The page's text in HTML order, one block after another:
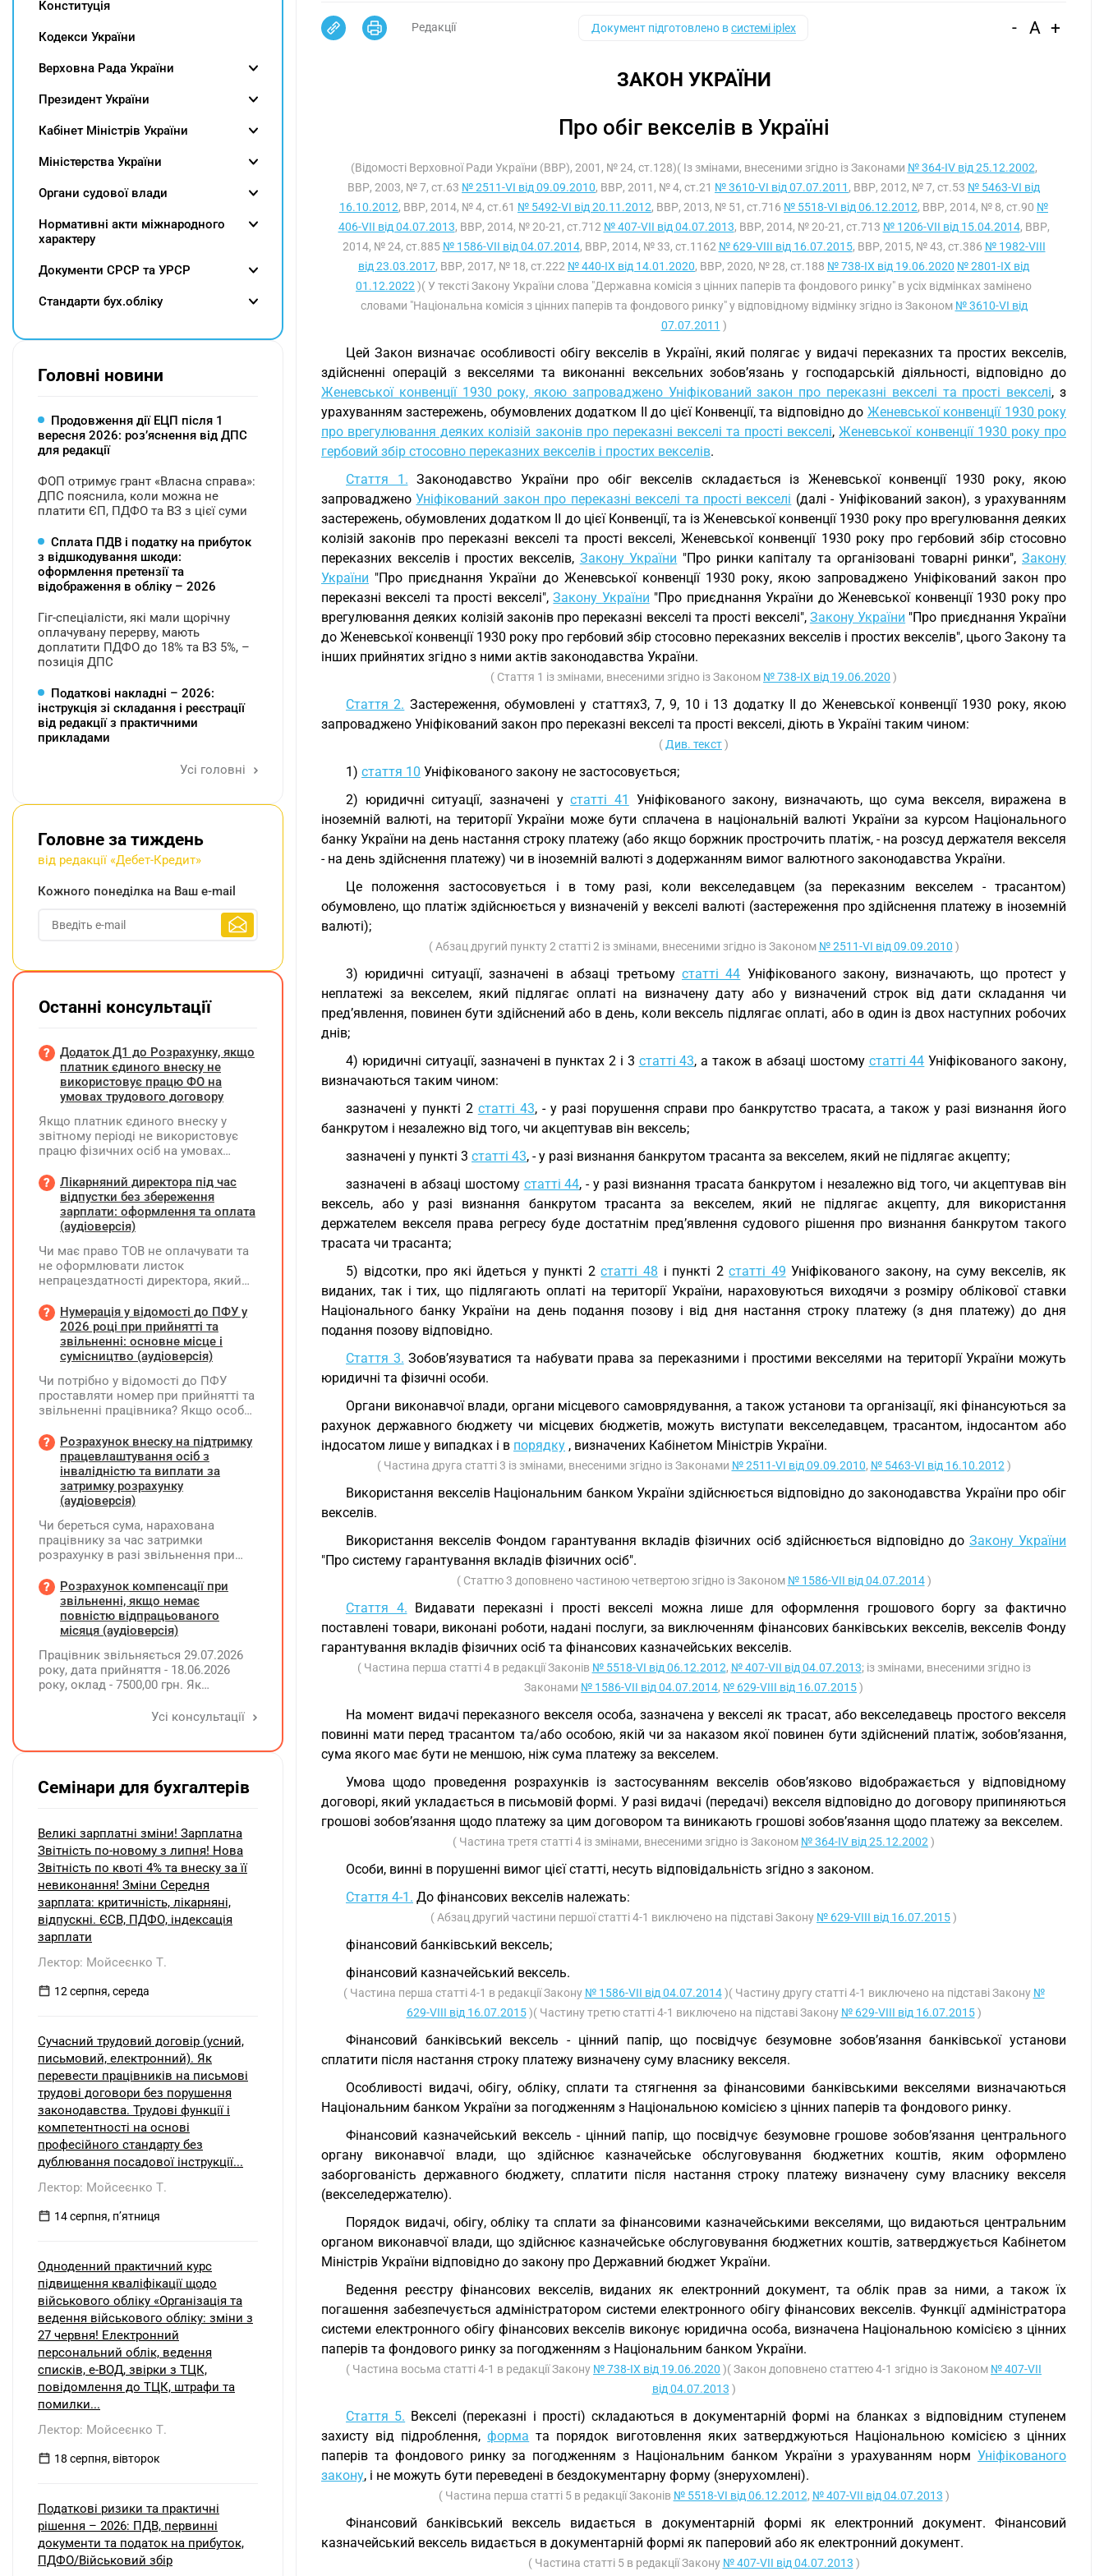
Редакції Документ підготовлено всистемі iplex - A +
ЗАКОН УКРАЇНИ
Про обіг векселів в Україні
(Відомості Верховної Ради України (ВВР), 2001, № 24, ст.128)( Із змінами, внесеними згідно із Законами № 364-IV від 25.12.2002,
ВВР, 2003, № 7, ст.63 № 2511-VI від 09.09.2010, ВВР, 2011, № 4, ст.21 № 3610-VI від 07.07.2011 , ВВР, 2012, № 7, ст.53 № 5463-VI від
16.10.2012, ВВР, 2014, № 4, ст.61 № 5492-VI від 20.11.2012, ВВР, 2013, № 51, ст.716 № 5518-VI від 06.12.2012, ВВР, 2014, № 8, ст.90 №
406-VII від 04.07.2013, ВВР, 2014, № 20-21, ст.712 № 407-VII від 04.07.2013, ВВР, 2014, № 20-21, ст.713 № 1206-VII від 15.04.2014, ВВР,
2014, № 24, ст.885 № 1586-VII від 04.07.2014, ВВР, 2014, № 33, ст.1162 № 629-VIII від 16.07.2015, ВВР, 2015, № 43, ст.386 № 1982-VIII
від 23.03.2017, ВВР, 2017, № 18, ст.222 № 440-IX від 14.01.2020, ВВР, 2020, № 28, ст.188 № 738-IX від 19.06.2020 № 2801-IX від
01.12.2022 )( У тексті Закону України слова "Державна комісія з цінних паперів та фондового ринку" в усіх відмінках замінено
словами "Національна комісія з цінних паперів та фондового ринку" у відповідному відмінку згідно із Законом № 3610-VI від
07.07.2011 )
Цей Закон визначає особливості обігу векселів в Україні, який полягає у видачі переказних та простих векселів,
здійсненні операцій з векселями та виконанні вексельних зобов’язань у господарській діяльності, відповідно до
Женевської конвенції 1930 року, якою запроваджено Уніфікований закон про переказні векселі та прості векселі, з
урахуванням застережень, обумовлених додатком II до цієї Конвенції, та відповідно до Женевської конвенції 1930 року
про врегулювання деяких колізій законів про переказні векселі та прості векселі,Женевської конвенції 1930 року про
гербовий збір стосовно переказних векселів і простих векселів.
Стаття 1. Законодавство України про обіг векселів складається із Женевської конвенції 1930 року, якою
запровадженоУніфікований закон про переказні векселі та прості векселі (далі - Уніфікований закон), з урахуванням
застережень, обумовлених додатком II до цієї Конвенції, та із Женевської конвенції 1930 року про врегулювання деяких
колізій законів про переказні векселі та прості векселі, Женевської конвенції 1930 року про гербовий збір стосовно
переказних векселів і простих векселів, Закону України "Про ринки капіталу та організовані товарні ринки",Закону
України "Про приєднання України до Женевської конвенції 1930 року, якою запроваджено Уніфікований закон про
переказні векселі та прості векселі",Закону України "Про приєднання України до Женевської конвенції 1930 року про
врегулювання деяких колізій законів про переказні векселі та прості векселі", Закону України "Про приєднання України
до Женевської конвенції 1930 року про гербовий збір стосовно переказних векселів і простих векселів", цього Закону та
інших прийнятих згідно з ними актів законодавства України.
( Стаття 1 із змінами, внесеними згідно із Законом № 738-IX від 19.06.2020 )
Стаття 2. Застереження, обумовлені у статтях3, 7, 9, 10 і 13 додатку II до Женевської конвенції 1930 року, якою
запроваджено Уніфікований закон про переказні векселі та прості векселі, діють в Україні таким чином:
( Див. текст)
1) стаття 10 Уніфікованого закону не застосовується;
2) юридичні ситуації, зазначені устатті 41
Уніфікованого закону, визначають, що сума векселя, виражена в
іноземній валюті, на території України може бути сплачена в національній валюті України за курсом Національного
банку України на день настання строку платежу (або якщо боржник прострочить платіж, - на розсуд держателя векселя
- на день здійснення платежу) чи в іноземній валюті з додержанням вимог валютного законодавства України.
Це положення застосовується і в тому разі, коли векселедавцем (за переказним векселем - трасантом)
обумовлено, що платіж здійснюється у визначеній у векселі валюті (застереження про здійснення платежу в іноземній
валюті);
( Абзац другий пункту 2 статті 2 із змінами, внесеними згідно із Законом № 2511-VI від 09.09.2010 )
3) юридичні ситуації, зазначені в абзаці третьому статті 44 Уніфікованого закону, визначають, що протест у
неплатежі за векселем, який підлягає оплаті на визначену дату або у визначений строк від дати складання чи
пред’явлення, повинен бути здійснений або в день, коли вексель підлягає оплаті, або в один із двох наступних робочих
днів;
4) юридичні ситуації, зазначені в пунктах 2 і 3 статті 43, а також в абзаці шостому статті 44 Уніфікованого закону,
визначаються таким чином:
зазначені у пункті 2 статті 43, - у разі порушення справи про банкрутство трасата, а також у разі визнання його
банкрутом і незалежно від того, чи акцептував він вексель;
зазначені у пункті 3 статті 43, - у разі визнання банкрутом трасанта за векселем, який не підлягає акцепту;
зазначені в абзаці шостому статті 44, - у разі визнання трасата банкрутом і незалежно від того, чи акцептував він
вексель, або у разі визнання банкрутом трасанта за векселем, який не підлягає акцепту, для використання
держателем векселя права регресу буде достатнім пред’явлення судового рішення про визнання банкрутом такого
трасата чи трасанта;
5) відсотки, про які йдеться у пункті 2статті 48 і пункті 2статті 49 Уніфікованого закону, на суму векселів, як
виданих, так і тих, що підлягають оплаті на території України, нараховуються виходячи з розміру облікової ставки
Національного банку України на день подання позову і від дня настання строку платежу (з дня платежу) до дня
подання позову відповідно.
Стаття 3. Зобов’язуватися та набувати права за переказними і простими векселями на території України можуть
юридичні та фізичні особи.
Органи виконавчої влади, органи місцевого самоврядування, а також установи та організації, які фінансуються за
рахунок державного бюджету чи місцевих бюджетів, можуть виступати векселедавцем, трасантом, індосантом або
індосатом лише у випадках і в порядку , визначених Кабінетом Міністрів України.
( Частина друга статті 3 із змінами, внесеними згідно із Законами № 2511-VI від 09.09.2010, № 5463-VI від 16.10.2012 )
Використання векселів Національним банком України здійснюється відповідно до законодавства України про обіг
векселів.
Використання векселів Фондом гарантування вкладів фізичних осіб здійснюється відповідно до Закону України
"Про систему гарантування вкладів фізичних осіб".
( Статтю 3 доповнено частиною четвертою згідно із Законом № 1586-VII від 04.07.2014)
Стаття 4. Видавати переказні і прості векселі можна лише для оформлення грошового боргу за фактично
поставлені товари, виконані роботи, надані послуги, за виключенням фінансових банківських векселів, векселів Фонду
гарантування вкладів фізичних осіб та фінансових казначейських векселів.
( Частина перша статті 4 в редакції Законів № 5518-VI від 06.12.2012, № 407-VII від 04.07.2013; із змінами, внесеними згідно із
Законами № 1586-VII від 04.07.2014, № 629-VIII від 16.07.2015)
На момент видачі переказного векселя особа, зазначена у векселі як трасат, або векселедавець простого векселя
повинні мати перед трасантом та/або особою, якій чи за наказом якої повинен бути здійснений платіж, зобов’язання,
сума якого має бути не меншою, ніж сума платежу за векселем.
Умова щодо проведення розрахунків із застосуванням векселів обов’язково відображається у відповідному
договорі, який укладається в письмовій формі. У разі видачі (передачі) векселя відповідно до договору припиняються
грошові зобов’язання щодо платежу за цим договором та виникають грошові зобов’язання щодо платежу за векселем.
( Частина третя статті 4 із змінами, внесеними згідно із Законом № 364-IV від 25.12.2002 )
Особи, винні в порушенні вимог цієї статті, несуть відповідальність згідно з законом.
Стаття 4-1. До фінансових векселів належать:
( Абзац другий частини першої статті 4-1 виключено на підставі Закону № 629-VIII від 16.07.2015)
фінансовий банківський вексель;
фінансовий казначейський вексель.
( Частина перша статті 4-1 в редакції Закону № 1586-VII від 04.07.2014)( Частину другу статті 4-1 виключено на підставі Закону №
629-VIII від 16.07.2015)( Частину третю статті 4-1 виключено на підставі Закону № 629-VIII від 16.07.2015)
Фінансовий банківський вексель - цінний папір, що посвідчує безумовне зобов’язання банківської установи
сплатити після настання строку платежу визначену суму власнику векселя.
Особливості видачі, обігу, обліку, сплати та стягнення за фінансовими банківськими векселями визначаються
Національним банком України за погодженням з Національною комісією з цінних паперів та фондового ринку.
Фінансовий казначейський вексель - цінний папір, що посвідчує безумовне грошове зобов’язання центрального
органу виконавчої влади, що здійснює казначейське обслуговування бюджетних коштів, яким оформлено
заборгованість державного бюджету, сплатити після настання строку платежу визначену суму власнику векселя
(векселедержателю).
Порядок видачі, обігу, обліку та сплати за фінансовими казначейськими векселями, що видаються центральним
органом виконавчої влади, що здійснює казначейське обслуговування бюджетних коштів, затверджується Кабінетом
Міністрів України відповідно до закону про Державний бюджет України.
Ведення реєстру фінансових векселів, виданих як електронний документ, та облік прав за ними, а також їх
погашення забезпечується адміністратором системи електронного обігу фінансових векселів. Функції адміністратора
системи електронного обігу фінансових векселів виконує юридична особа, визначена Національною комісією з цінних
паперів та фондового ринку за погодженням з Національним банком України.
( Частина восьма статті 4-1 в редакції Закону № 738-IX від 19.06.2020 )( Закон доповнено статтею 4-1 згідно із Законом № 407-VII
від 04.07.2013 )
Стаття 5. Векселі (переказні і прості) складаються в документарній формі на бланках з відповідним ступенем
захисту від підроблення,форма та порядок виготовлення яких затверджуються Національною комісією з цінних
паперів та фондового ринку за погодженням з Національним банком України з урахуванням норм Уніфікованого
закону, і не можуть бути переведені в бездокументарну форму (знерухомлені).
( Частина перша статті 5 в редакції Законів № 5518-VI від 06.12.2012, № 407-VII від 04.07.2013 )
Фінансовий банківський вексель видається в документарній формі як електронний документ. Фінансовий
казначейський вексель видається в документарній формі як паперовий або як електронний документ.
( Частина статті 5 в редакції Закону № 407-VII від 04.07.2013 )
Конституція
Кодекси України
Верховна Рада України
Президент України
Кабінет Міністрів України
Міністерства України
Органи судової влади
Нормативні акти міжнародного
характеру
Документи СРСР та УРСР
Cтандарти бух.обліку
Головні новини
Продовження дії ЕЦП після 1
вересня 2026: розʼяснення від ДПС
для редакції
ФОП отримує грант «Власна справа»:
ДПС пояснила, коли можна не
платити ЄП, ПДФО та ВЗ з цієї суми
Сплата ПДВ і податку на прибуток
з відшкодування шкоди:
оформлення претензії та
відображення в обліку – 2026
Гіг-спеціалісти, які мали щорічну
оплачувану перерву, мають
доплатити ПДФО до 18% та ВЗ 5%, –
позиція ДПС
Податкові накладні – 2026:
інструкція зі складання і реєстрації
від редакції з практичними
прикладами
Усі головні
Головне за тиждень
від редакції «Дебет-Кредит»
Кожного понеділка на Ваш e-mail
Останні консультації
Додаток Д1 до Розрахунку, якщо
платник єдиного внеску не
використовує працю ФО на
умовах трудового договору
Якщо платник єдиного внеску у
звітному періоді не використовує
працю фізичних осіб на умовах
на інших умовах, передбачених
законодавством, Додаток Д1/
Додаток ФІЗ-Д1 за відповідний
період не подається
Лікарняний директора під час
відпустки без збереження
зарплати: оформлення та оплата
(аудіоверсія)
Чи має право ТОВ не оплачувати та
не оформлювати листок
непрацездатності директора, який
збереження заробітної плати під час
призупинення діяльності
підприємства?
Нумерація у відомості до ПФУ у
2026 році при прийнятті та
звільненні: основне місце і
сумісництво (аудіоверсія)
Чи потрібно у відомості до ПФУ
проставляти номер при прийнятті та
звільненні працівника? Якщо особа
місцем роботи та за сумісництвом,
чи рахується це як два роботодавці?
Розрахунок внеску на підтримку
працевлаштування осіб з
інвалідністю та виплати за
затримку розрахунку
(аудіоверсія)
Чи береться сума, нарахована
працівнику за час затримки
розрахунку в разі звільнення при
заробітної плати (винагороди), для
розрахунку внеску на підтримку
працевлаштування осіб з
інвалідністю?
Розрахунок компенсації при
звільненні, якщо немає
повністю відпрацьованого
місяця (аудіоверсія)
Працівник звільняється 29.07.2026
року, дата прийняття - 18.06.2026
року, оклад - 7500,00 грн. Як
невикористаних днів відпустки при
Усі консультації
Семінари для бухгалтерів
Великі зарплатні зміни! Зарплатна
Звітність по-новому з липня! Нова
Звітність по квоті 4% та внеску за її
невиконання! Зміни Середня
зарплата: критичність, лікарняні,
відпускні. ЄСВ, ПДФО, індексація
зарплати
Лектор: Мойсеєнко Т.
12 серпня, середа
Сучасний трудовий договір (усний,
письмовий, електронний). Як
перевести працівників на письмові
трудові договори без порушення
законодавства. Трудові функції і
компетентності на основі
професійного стандарту без
дублювання посадової інструкції...
Лектор: Мойсеєнко Т.
14 серпня, пʼятниця
Одноденний практичний курс
підвищення кваліфікації щодо
військового обліку «Організація та
ведення військового обліку: зміни з
27 червня! Електронний
персональний облік, ведення
списків, е-ВОД, звірки з ТЦК,
повідомлення до ТЦК, штрафи та
помилки...
Лектор: Мойсеєнко Т.
18 серпня, вівторок
Податкові ризики та практичні
рішення – 2026: ПДВ, первинні
документи та податок на прибуток,
ПДФО/Військовий збір